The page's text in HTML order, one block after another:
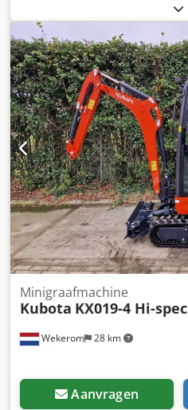
graafmachine Type: WX165
Typegoedkeuringsnummer:
Motorvermogen: 105 kW
Bedrijfstijden: 7940 uur
kg Transportlengte: 8,19 m
Transporthoogte: 2,89 m
joystick - Egaliseerblad -
ook op het gebied van
samenwerking met onze
voorbehoud. Fouten en
Wekerom 28 km
Minigraafmachine
Kubota KX019-4 Hi-
Aanvragen